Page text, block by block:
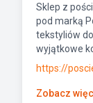
Sklep z
pod marką
tekstyliów
wyjątkowe
https://
Zobacz